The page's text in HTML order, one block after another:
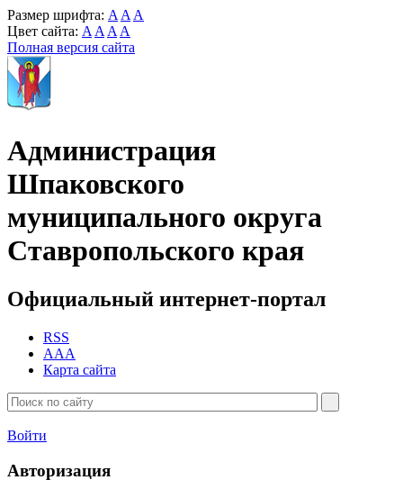
Размер шрифта: A A A
Цвет сайта: A A A A
Полная версия сайта
Администрация
Шпаковского
муниципального округа
Ставропольского края
Официальный интернет-портал
RSS
AAA
Карта сайта
Войти
Авторизация